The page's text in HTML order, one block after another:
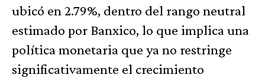
ubicó en 2.79%, dentro del rango neutral
estimado por Banxico, lo que implica una
política monetaria que ya no restringe
significativamente el crecimiento